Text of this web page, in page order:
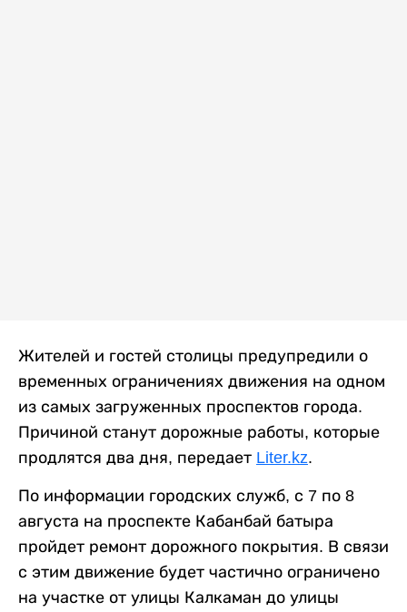
Жителей и гостей столицы предупредили о
временных ограничениях движения на одном
из самых загруженных проспектов города.
Причиной станут дорожные работы, которые
продлятся два дня, передает Liter.kz.
По информации городских служб, с 7 по 8
августа на проспекте Кабанбай батыра
пройдет ремонт дорожного покрытия. В связи
с этим движение будет частично ограничено
на участке от улицы Калкаман до улицы